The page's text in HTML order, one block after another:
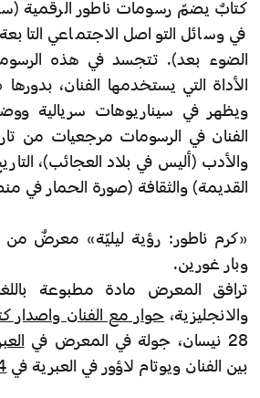
كتابٌ يضمّ رسومات ناطور الرقمية
في وسائل التواصل الاجتماعي
الضوء بعد). تتجسد في هذه
الأداة التي يستخدمها الفنان،
ويظهر في سيناريوهات سريالية
الفنان في الرسومات مرجعيات من
والأدب (أليس في بلاد العجائب)،
القديمة) والثقافة (صورة الحمار في
«كرم ناطور: رؤية ليليّة» معرضٌ من
وبار غورين.
ترافق المعرض مادة مطبوعة
والانجليزية، حوار مع الفنان واصدار
28 نيسان، جولة في المعرض في
بين الفنان ويوتام لاؤور في العبرية في 14